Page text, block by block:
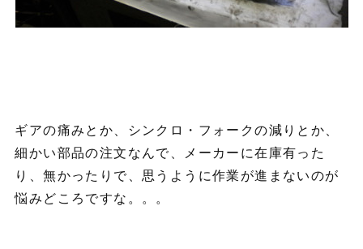
ギアの痛みとか、シンクロ・フォークの減りとか、
細かい部品の注文なんで、メーカーに在庫有った
り、無かったりで、思うように作業が進まないのが
悩みどころですな。。。